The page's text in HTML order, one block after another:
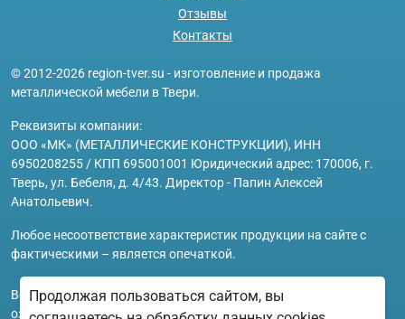
Отзывы
Контакты
© 2012-2026 region-tver.su - изготовление и продажа
металлической мебели в Твери.
Реквизиты компании:
ООО «МК» (МЕТАЛЛИЧЕСКИЕ КОНСТРУКЦИИ), ИНН
6950208255 / КПП 695001001 Юридический адрес: 170006, г.
Тверь, ул. Бебеля, д. 4/43. Директор - Папин Алексей
Анатольевич.
Любое несоответствие характеристик продукции на сайте с
фактическими – является опечаткой.
Вся информация на сайте region-tver.su носит исключительно
ознакомительный и справочный характер и ни при каких
Продолжая пользоваться сайтом, вы